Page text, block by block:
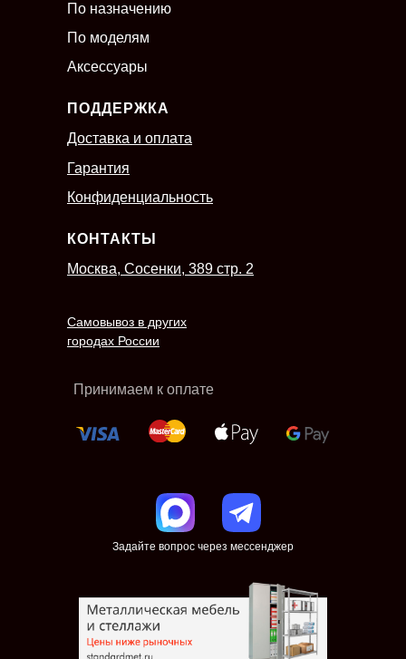
По назначению
По моделям
Аксессуары
ПОДДЕРЖКА
Гарантия
Конфиденциальность
КОНТАКТЫ
Самовывоз в других
городах России
Принимаем к оплате
Москва, Сосенки, 389 стр. 2
Доставка и оплата
Задайте вопрос через мессенджер